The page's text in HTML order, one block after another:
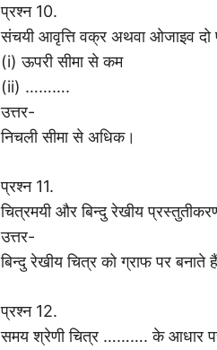
प्रश्न 10.
संचयी आवृत्ति वक्र अथवा ओजाइव दो
(i) ऊपरी सीमा से कम
(ii) ……….
उत्तर-
निचली सीमा से अधिक।
प्रश्न 11.
चित्रमयी और बिन्दु रेखीय
उत्तर-
बिन्दु रेखीय चित्र को ग्राफ पर
प्रश्न 12.
समय श्रेणी चित्र ………. के आधार